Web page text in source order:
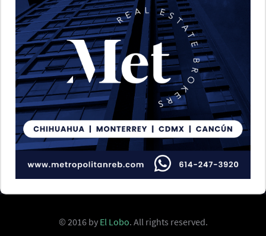
© 2016 by El Lobo. All rights reserved.